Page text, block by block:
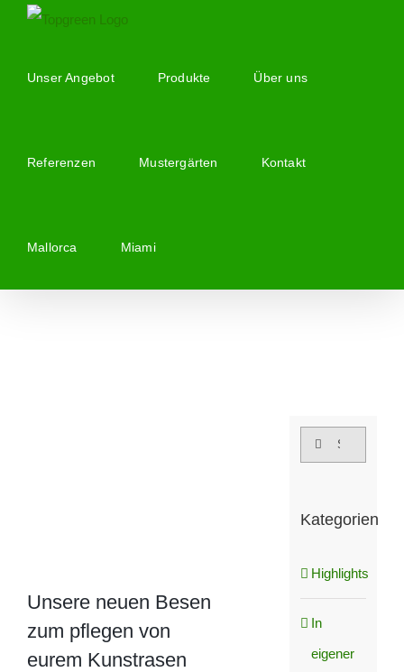
springenUnser Angebot Produkte Über uns
Referenzen Mustergärten Kontakt
Mallorca Miami
Unsere neuen Besen
zum pflegen von
eurem Kunstrasen
Suche
Kategorien
Highlights
In
eigener